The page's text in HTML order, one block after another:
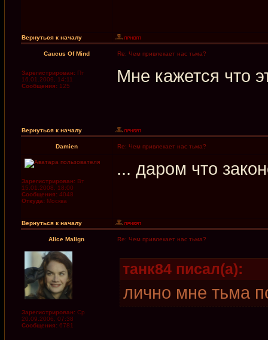
Вернуться к началу
Caucus Of Mind Re: Чем привлекает нас тьма?
Зарегистрирован: Пт
16.01.2009, 14:11
Сообщения: 125
Мне кажется что
Вернуться к началу
Damien Re: Чем привлекает нас тьма?
Зарегистрирован: Вт
15.01.2008, 18:00
Сообщения: 4048
Откуда: Москва
... даром что
Вернуться к началу
Alice Malign Re: Чем привлекает нас тьма?
Зарегистрирован: Ср
20.09.2006, 07:38
Сообщения: 6781
танк84 писал(а):
лично мне тьма